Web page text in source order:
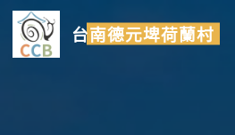
Skip
content
台南德元埤荷蘭村